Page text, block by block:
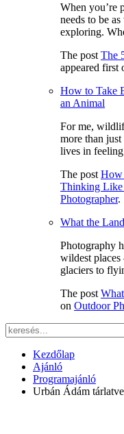
When you’re
needs to be
exploring.
The post The
appeared first
How to Take
an Animal
For me,
more than
lives in
The post How
Thinking Like
Photographer.
What the
Photography
wildest
glaciers to
The post
on Outdoor
Kezdőlap
Ajánló
Programajánló
Urbán Ádám